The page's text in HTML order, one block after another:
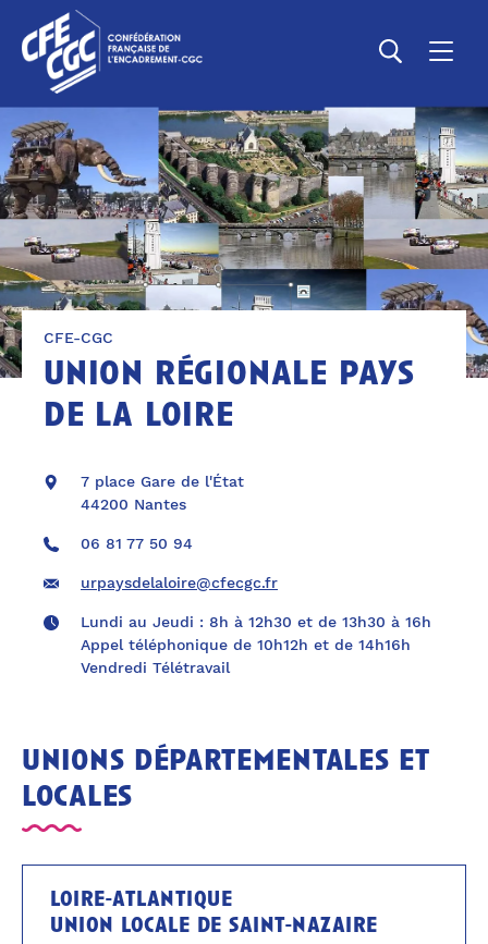
CFE-CGC
union régionale pays
de la loire
7 place Gare de l'État
44200 Nantes
06 81 77 50 94
urpaysdelaloire@cfecgc.fr
Lundi au Jeudi : 8h à 12h30 et de 13h30 à 16h
Appel téléphonique de 10h12h et de 14h16h
Vendredi Télétravail
unions départementales et
locales
loire-atlantique
union locale de saint-nazaire